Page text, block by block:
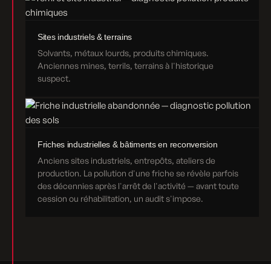
Sites industriels & terrains
Solvants, métaux lourds, produits chimiques.
Anciennes mines, terrils, terrains à l'historique
suspect.
Friches industrielles & bâtiments en reconversion
Anciens sites industriels, entrepôts, ateliers de
production. La pollution d'une friche se révèle parfois
des décennies après l'arrêt de l'activité — avant toute
cession ou réhabilitation, un audit s'impose.